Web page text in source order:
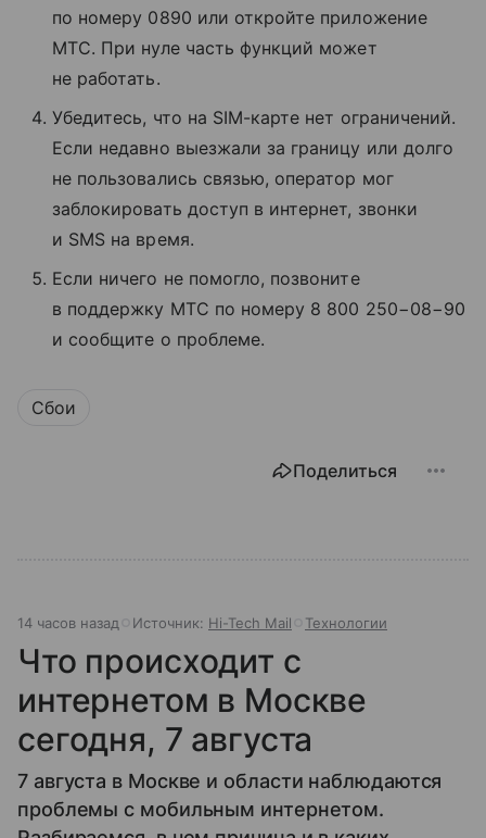
по номеру 0890 или откройте приложение
МТС. При нуле часть функций может
не работать.
Убедитесь, что на SIM-карте нет ограничений.
Если недавно выезжали за границу или долго
не пользовались связью, оператор мог
заблокировать доступ в интернет, звонки
и SMS на время.
Если ничего не помогло, позвоните
в поддержку МТС по номеру 8 800 250−08−90
и сообщите о проблеме.
Сбои
Поделиться
14 часов назад Источник: Hi-Tech Mail Технологии
Что происходит с
интернетом в Москве
сегодня, 7 августа
7 августа в Москве и области наблюдаются
проблемы с мобильным интернетом.